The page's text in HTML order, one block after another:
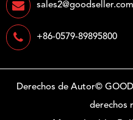
+86-0579-89895800
Derechos de Autor©
derechos